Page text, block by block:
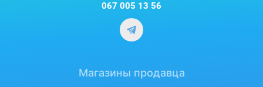
067 005 13 56
Магазины продавца